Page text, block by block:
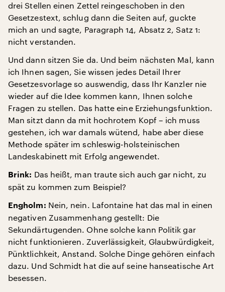
drei Stellen einen Zettel reingeschoben in den
Gesetzestext, schlug dann die Seiten auf, guckte
mich an und sagte, Paragraph 14, Absatz 2, Satz 1:
nicht verstanden.
Und dann sitzen Sie da. Und beim nächsten Mal, kann
ich Ihnen sagen, Sie wissen jedes Detail Ihrer
Gesetzesvorlage so auswendig, dass Ihr Kanzler nie
wieder auf die Idee kommen kann, Ihnen solche
Fragen zu stellen. Das hatte eine Erziehungsfunktion.
Man sitzt dann da mit hochrotem Kopf – ich muss
gestehen, ich war damals wütend, habe aber diese
Methode später im schleswig-holsteinischen
Landeskabinett mit Erfolg angewendet.
Brink: Das heißt, man traute sich auch gar nicht, zu
spät zu kommen zum Beispiel?
Engholm: Nein, nein. Lafontaine hat das mal in einen
negativen Zusammenhang gestellt: Die
Sekundärtugenden. Ohne solche kann Politik gar
nicht funktionieren. Zuverlässigkeit, Glaubwürdigkeit,
Pünktlichkeit, Anstand. Solche Dinge gehören einfach
dazu. Und Schmidt hat die auf seine hanseatische Art
besessen.